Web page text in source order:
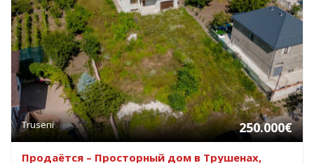
Truseni 250.000€
Продаётся – Просторный дом в Трушенах,